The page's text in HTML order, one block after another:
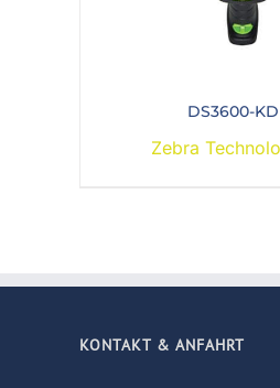
DS3600-KD
Zebra
KONTAKT & ANFAHRT